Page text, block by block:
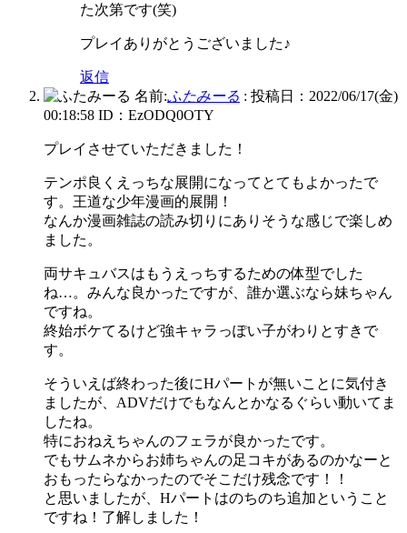
た次第です(笑)
プレイありがとうございました♪
返信
名前:ふたみーる : 投稿日：2022/06/17(金)
00:18:58 ID：EzODQ0OTY
プレイさせていただきました！
テンポ良くえっちな展開になってとてもよかったで
す。王道な少年漫画的展開！
なんか漫画雑誌の読み切りにありそうな感じで楽しめ
ました。
両サキュバスはもうえっちするための体型でした
ね…。みんな良かったですが、誰か選ぶなら妹ちゃん
ですね。
終始ボケてるけど強キャラっぽい子がわりとすきで
す。
そういえば終わった後にHパートが無いことに気付き
ましたが、ADVだけでもなんとかなるぐらい動いてま
したね。
特におねえちゃんのフェラが良かったです。
でもサムネからお姉ちゃんの足コキがあるのかなーと
おもったらなかったのでそこだけ残念です！！
と思いましたが、Hパートはのちのち追加ということ
ですね！了解しました！